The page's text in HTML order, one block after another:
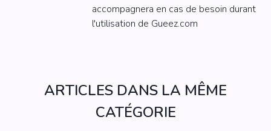
accompagnera en cas de besoin durant
l'utilisation de Gueez.com
ARTICLES DANS LA MÊME
CATÉGORIE